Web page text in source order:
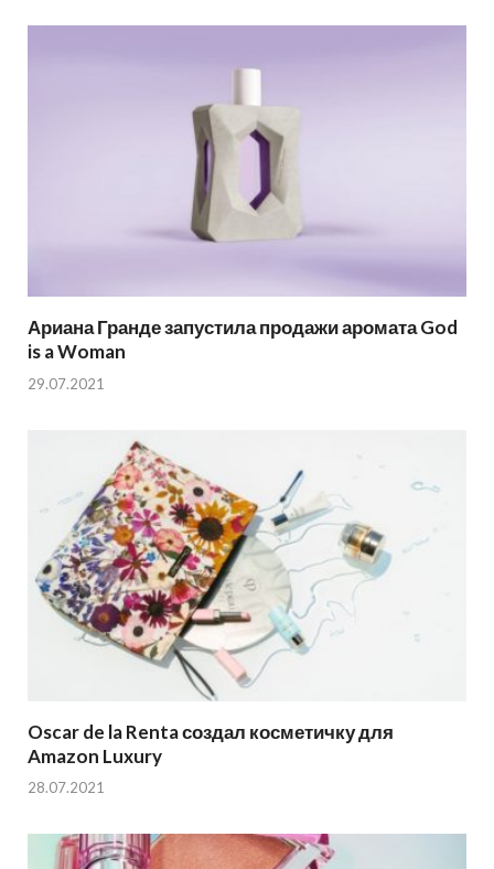
Ариана Гранде запустила продажи аромата God
is a Woman
29.07.2021
Oscar de la Renta создал косметичку для
Amazon Luxury
28.07.2021